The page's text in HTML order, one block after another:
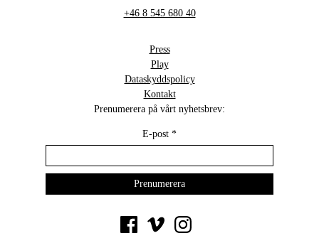
+46 8 545 680 40
Press
Play
Dataskyddspolicy
Kontakt
Prenumerera på vårt nyhetsbrev:
E-post *